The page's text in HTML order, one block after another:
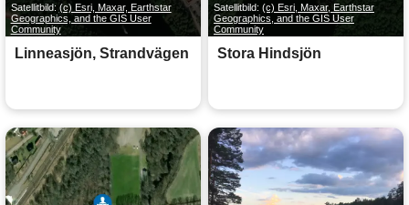
Satellitbild: (c) Esri, Maxar, Earthstar
Geographics, and the GIS User
Community
Linneasjön, Strandvägen
Satellitbild: (c) Esri, Maxar, Earthstar
Geographics, and the GIS User
Community
Stora Hindsjön